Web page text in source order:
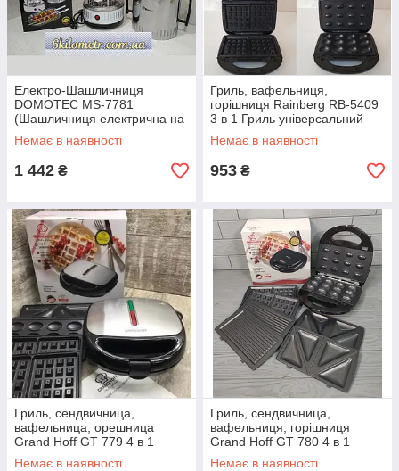
Електро-Шашличниця
DOMOTEC MS-7781
(Шашличниця електрична на
6 шампурів)
Немає в наявності
1 442 ₴
Гриль, вафельниця,
горішниця Rainberg RB-5409
3 в 1 Гриль універсальний
Мультимейкер 3в1
Немає в наявності
953 ₴
Гриль, сендвичница,
вафельница, орешница
Grand Hoff GT 779 4 в 1
Немає в наявності
Гриль, сендвичница,
вафельниця, горішниця
Grand Hoff GT 780 4 в 1
Немає в наявності